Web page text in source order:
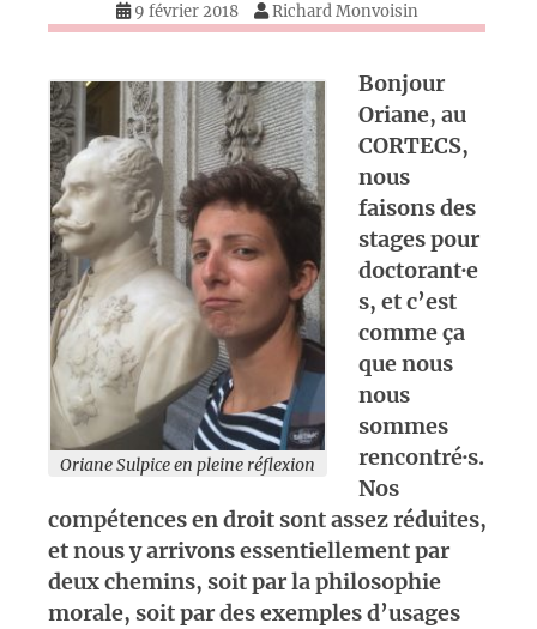
9 février 2018 Richard Monvoisin
Oriane Sulpice en pleine réflexion
Bonjour
Oriane, au
CORTECS,
nous
faisons des
stages pour
doctorant·e
s, et c’est
comme ça
que nous
nous
sommes
rencontré·s.
Nos
compétences en droit sont assez réduites,
et nous y arrivons essentiellement par
deux chemins, soit par la philosophie
morale, soit par des exemples d’usages